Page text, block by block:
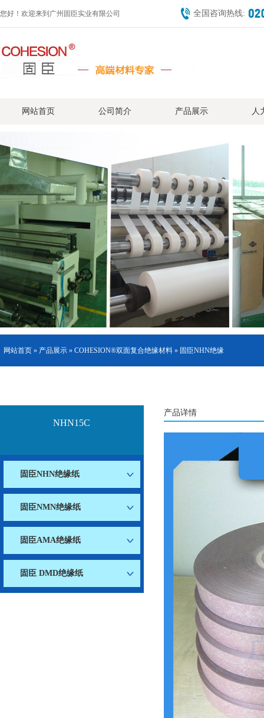
您好！欢迎来到广州固臣实业有限公司 全国咨询热线:
网站首页 公司简介 产品展示 人
网站首页 » 产品展示 » COHESION®双面复合绝缘材料 » 固臣NHN绝缘
NHN15C
固臣NHN绝缘纸
固臣NMN绝缘纸
固臣AMA绝缘纸
固臣 DMD绝缘纸
产品详情